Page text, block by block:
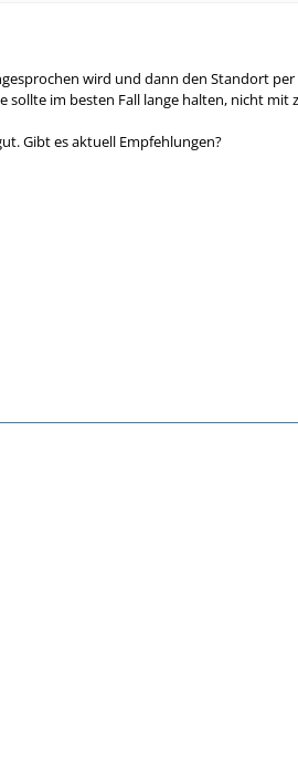
wird und dann den Standort
sollte im besten Fall lange halten, nicht
Gibt es aktuell Empfehlungen?